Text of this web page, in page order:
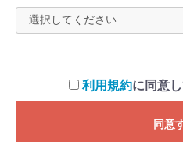
利用規約に同意
同意